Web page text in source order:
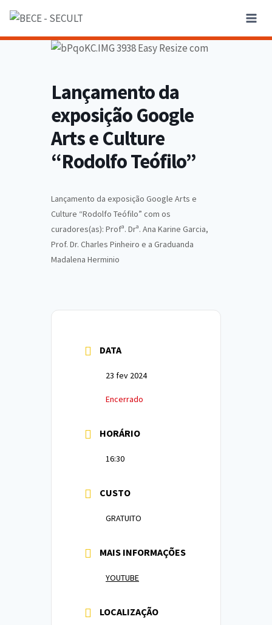
Lançamento da
exposição Google
Arts e Culture
“Rodolfo Teófilo”
Lançamento da exposição Google Arts e
Culture “Rodolfo Teófilo” com os
curadores(as): Profª. Drª. Ana Karine Garcia,
Prof. Dr. Charles Pinheiro e a Graduanda
Madalena Herminio
DATA
23 fev 2024
Encerrado
HORÁRIO
16:30
CUSTO
GRATUITO
MAIS INFORMAÇÕES
YOUTUBE
LOCALIZAÇÃO